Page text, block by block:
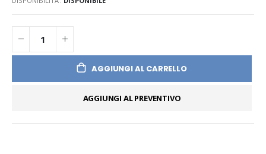
AGGIUNGI AL CARRELLO
AGGIUNGI AL PREVENTIVO